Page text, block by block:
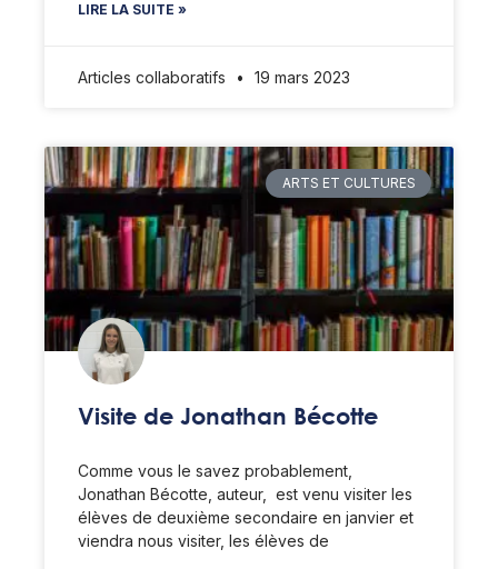
LIRE LA SUITE »
Articles collaboratifs 19 mars 2023
ARTS ET CULTURES
Visite de Jonathan Bécotte
Comme vous le savez probablement,
Jonathan Bécotte, auteur, est venu visiter les
élèves de deuxième secondaire en janvier et
viendra nous visiter, les élèves de